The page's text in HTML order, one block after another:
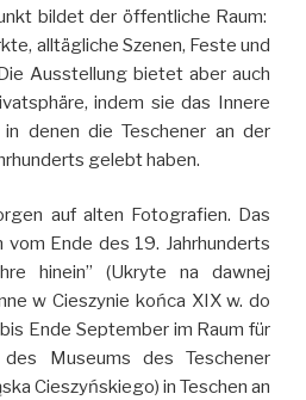
bildet der öffentliche Raum:
alltägliche Szenen, Feste und
Ausstellung bietet aber auch
indem sie das Innere
denen die Teschener an der
gelebt haben.
auf alten Fotografien. Das
vom Ende des 19. Jahrhunderts
hinein” (Ukryte na dawnej
w Cieszynie końca XIX w. do
Ende September im Raum für
des Museums des Teschener
Cieszyńskiego) in Teschen an